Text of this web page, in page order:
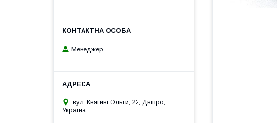
Менеджер
вул. Княгині Ольги, 22, Дніпро,
Україна